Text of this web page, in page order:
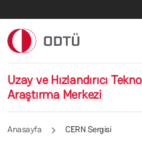
Uzay ve Hızlandırıcı
Araştırma Merkezi
Anasayfa CERN Sergisi